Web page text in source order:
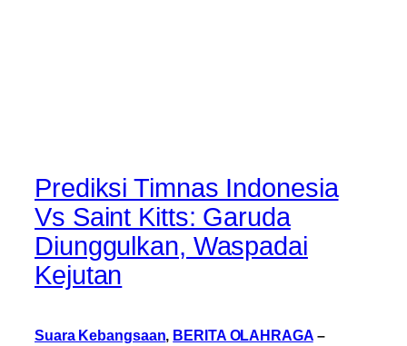
Prediksi Timnas Indonesia
Vs Saint Kitts: Garuda
Diunggulkan, Waspadai
Kejutan
Suara Kebangsaan, BERITA OLAHRAGA–